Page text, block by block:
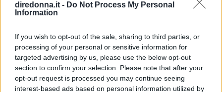
diredonna.it - Do Not Process My Personal
Information
If you wish to opt-out of the sale, sharing to third parties, or
processing of your personal or sensitive information for
targeted advertising by us, please use the below opt-out
section to confirm your selection. Please note that after your
opt-out request is processed you may continue seeing
interest-based ads based on personal information utilized by